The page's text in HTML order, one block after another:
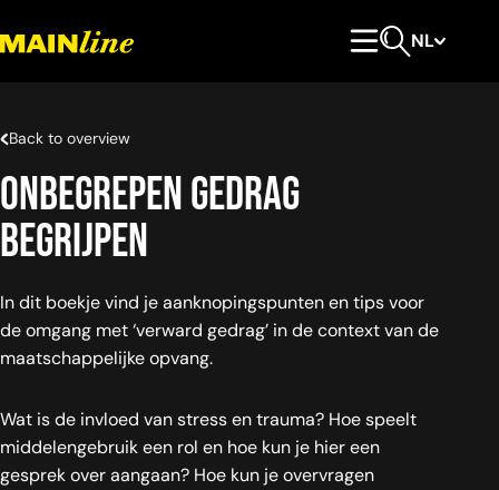
NL
Back to overview
Onbegrepen gedrag
begrijpen
In dit boekje vind je aanknopingspunten en tips voor
de omgang met ‘verward gedrag’ in de context van de
maatschappelijke opvang.
Wat is de invloed van stress en trauma? Hoe speelt
middelengebruik een rol en hoe kun je hier een
gesprek over aangaan? Hoe kun je overvragen